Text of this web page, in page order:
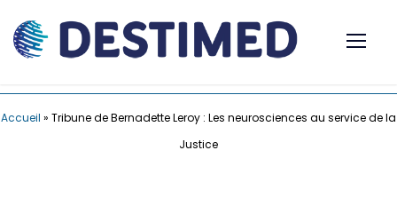
Accueil » Tribune de Bernadette Leroy : Les neurosciences au service de la
Justice